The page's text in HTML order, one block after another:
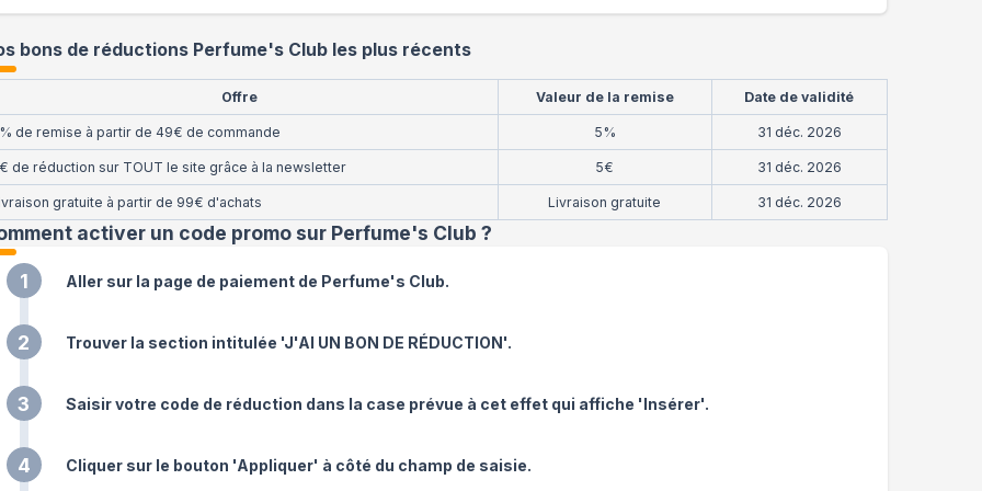
bons de réductions Perfume's Club les plus récents
Offre Valeur de la remise Date de validité
de remise à partir de 49€ de commande 5% 31 déc. 2026
de réduction sur TOUT le site grâce à la newsletter 5€ 31 déc. 2026
gratuite à partir de 99€ d'achats Livraison gratuite 31 déc. 2026
activer un code promo sur Perfume's Club ?
1 Aller sur la page de paiement de Perfume's Club.
2 Trouver la section intitulée 'J'AI UN BON DE RÉDUCTION'.
3 Saisir votre code de réduction dans la case prévue à cet effet qui affiche 'Insérer'.
4 Cliquer sur le bouton 'Appliquer' à côté du champ de saisie.